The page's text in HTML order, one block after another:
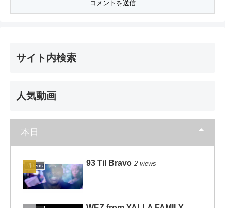
サイト内検索
人気動画
本日
Videos 93 Til Bravo 2 views